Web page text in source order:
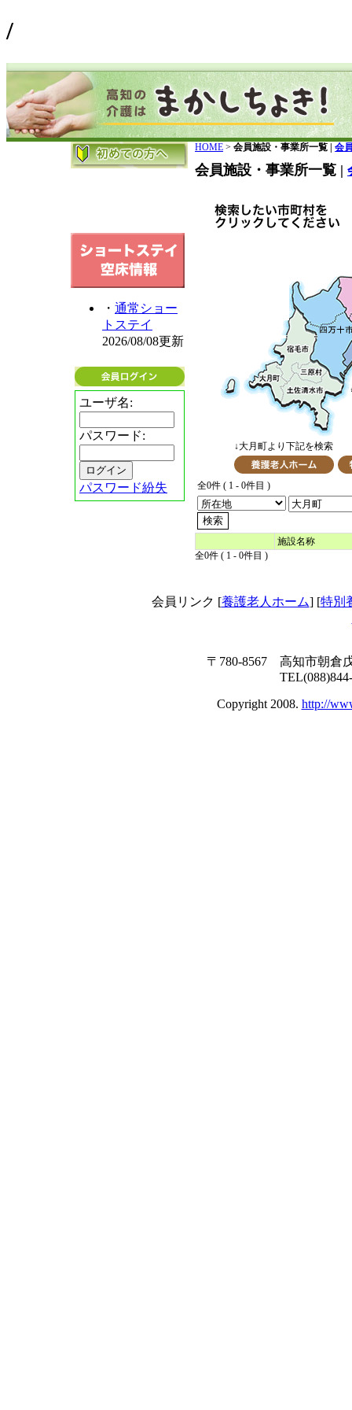
/
・ 通常ショー
トステイ
2026/08/08更新
ユーザ名:
パスワード:
パスワード紛失
HOME > 会員施設・事業所一覧 | 会
会員施設・事業所一覧 |
↓大月町より下記を検索
全0件 ( 1 - 0件目 )
施設名称
全0件 ( 1 - 0件目 )
会員リンク [養護老人ホーム] [特別
〒780-8567 高知市朝倉
Copyright 2008. http://